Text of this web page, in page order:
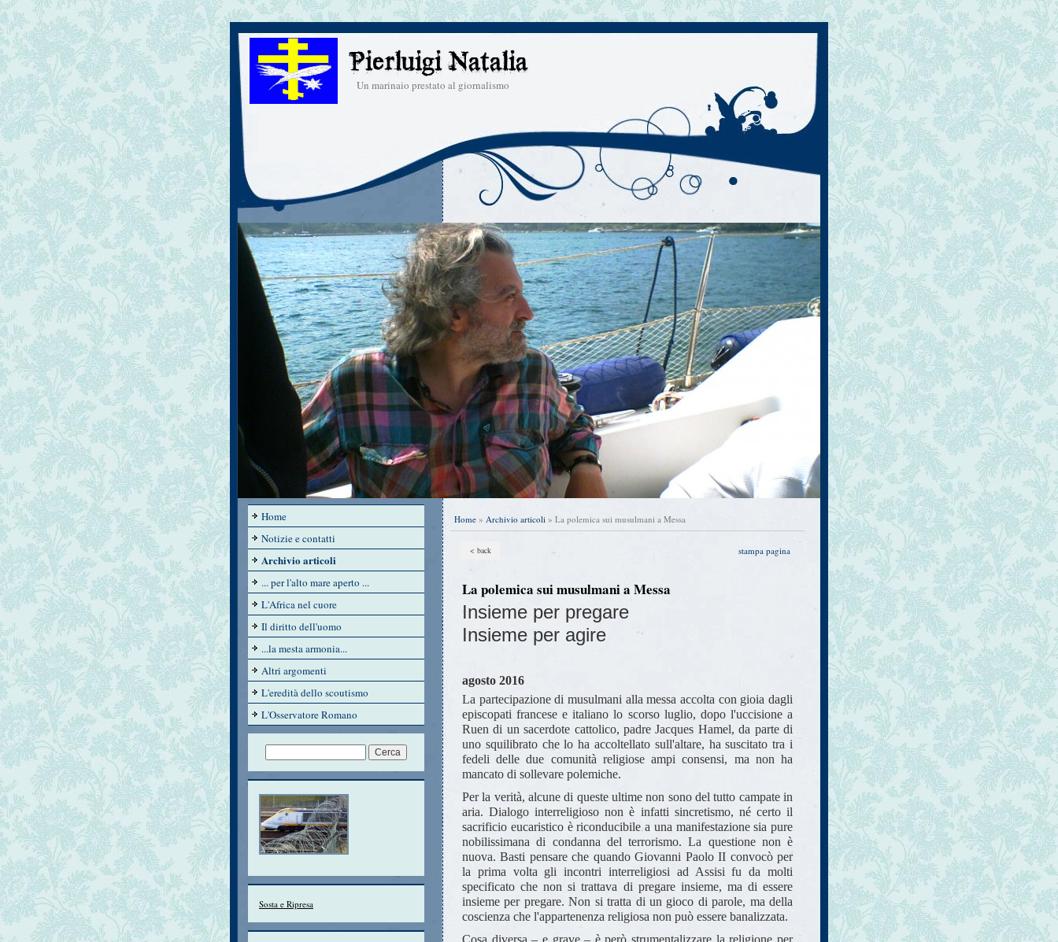
Un marinaio prestato al giornalismo
Home » Archivio articoli » La polemica sui musulmani a Messa
< back stampa pagina
La polemica sui musulmani a Messa
Insieme per pregare
Insieme per agire
agosto 2016
La partecipazione di musulmani alla messa accolta con gioia dagli
episcopati francese e italiano lo scorso luglio, dopo l'uccisione a
Ruen di un sacerdote cattolico, padre Jacques Hamel, da parte di
uno squilibrato che lo ha accoltellato sull'altare, ha suscitato tra i
fedeli delle due comunità religiose ampi consensi, ma non ha
mancato di sollevare polemiche.
Per la verità, alcune di queste ultime non sono del tutto campate in
aria. Dialogo interreligioso non è infatti sincretismo, né certo il
sacrificio eucaristico è riconducibile a una manifestazione sia pure
nobilissimana di condanna del terrorismo. La questione non è
nuova. Basti pensare che quando Giovanni Paolo II convocò per
la prima volta gli incontri interreligiosi ad Assisi fu da molti
specificato che non si trattava di pregare insieme, ma di essere
insieme per pregare. Non si tratta di un gioco di parole, ma della
coscienza che l'appartenenza religiosa non può essere banalizzata.
Cosa diversa – e grave – è però strumentalizzare la religione per
Home
Notizie e contatti
Archivio articoli
... per l'alto mare aperto ...
L'Africa nel cuore
Il diritto dell'uomo
...la mesta armonia...
Altri argomenti
L'eredità dello scoutismo
L'Osservatore Romano
Sosta e Ripresa